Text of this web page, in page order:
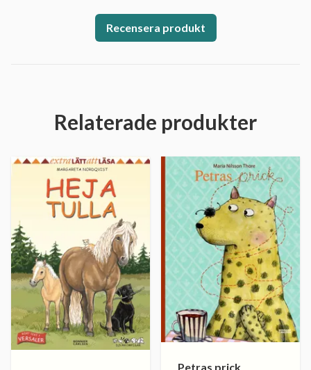
Recensera produkt
Relaterade produkter
Petras prick